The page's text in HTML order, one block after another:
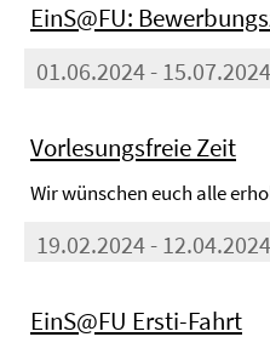
EinS@FU:
01.06.2024 - 15.07.2024
Vorlesungsfreie Zeit
Wir wünschen euch alle
19.02.2024 - 12.04.2024
EinS@FU Ersti-Fahrt